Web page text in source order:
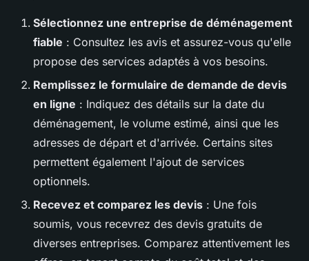
Sélectionnez une entreprise de déménagement
fiable : Consultez les avis et assurez-vous qu'elle
propose des services adaptés à vos besoins.
Remplissez le formulaire de demande de devis
en ligne : Indiquez des détails sur la date du
déménagement, le volume estimé, ainsi que les
adresses de départ et d'arrivée. Certains sites
permettent également l'ajout de services
optionnels.
Recevez et comparez les devis : Une fois
soumis, vous recevrez des devis gratuits de
diverses entreprises. Comparez attentivement les